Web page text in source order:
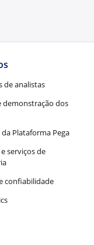
de analistas
demonstração dos
Plataforma Pega
serviços de
confiabilidade